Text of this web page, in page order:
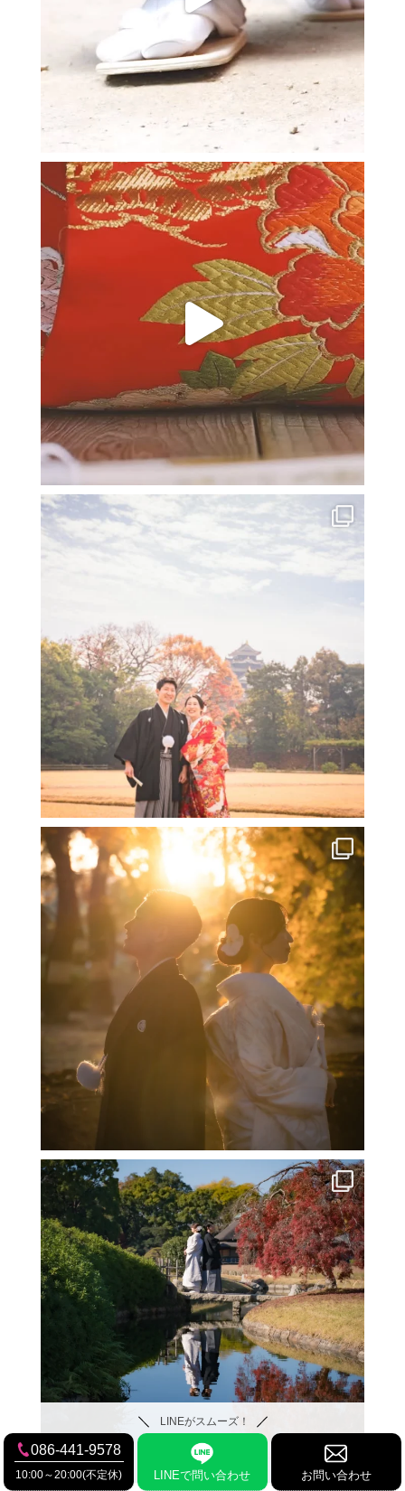
LINEがスムーズ！
086-441-9578
10:00～20:00(不定休) LINEで問い合わせ お問い合わせ